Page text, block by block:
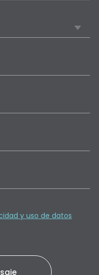
y uso de datos